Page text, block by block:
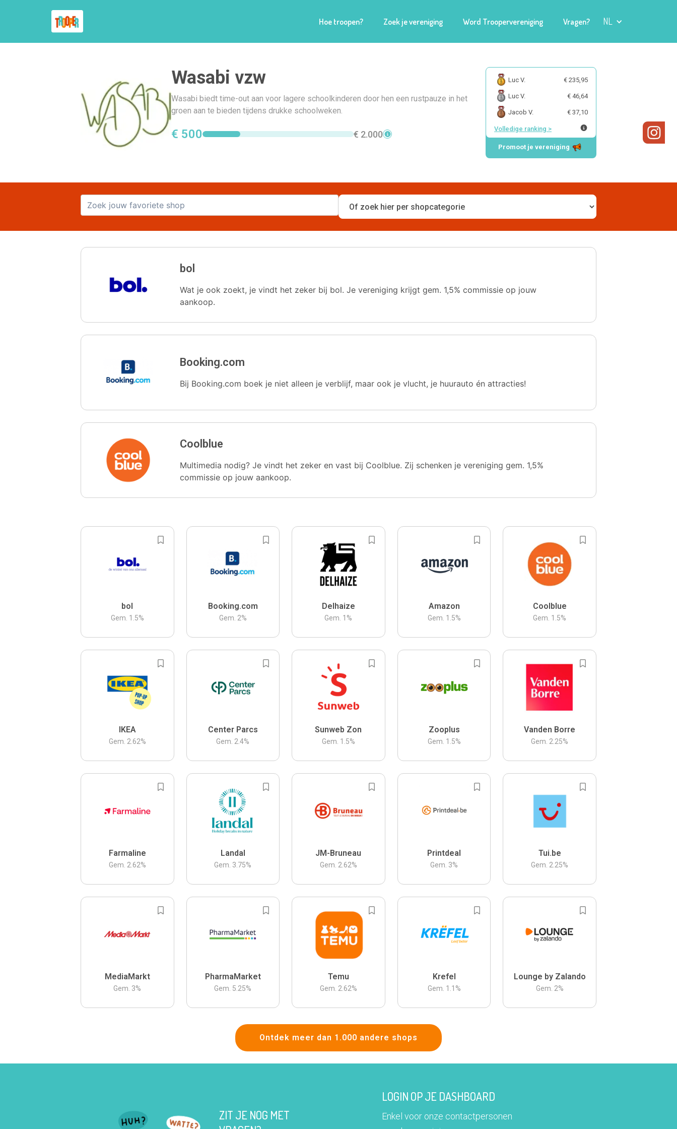
Hoe troopen? Zoek je vereniging Word Troopervereniging Vragen? NL
Wasabi vzw
Wasabi biedt time-out aan voor lagere schoolkinderen door hen een rustpauze in het
groen aan te bieden tijdens drukke schoolweken.
€ 500 € 2.000
Luc V. € 235,95
Luc V. € 46,64
Jacob V. € 37,10
Volledige ranking >
Promoot je vereniging
bol
Wat je ook zoekt, je vindt het zeker bij bol. Je vereniging krijgt gem. 1,5% commissie op jouw
aankoop.
Booking.com
Bij Booking.com boek je niet alleen je verblijf, maar ook je vlucht, je huurauto én attracties!
Coolblue
Multimedia nodig? Je vindt het zeker en vast bij Coolblue. Zij schenken je vereniging gem. 1,5%
commissie op jouw aankoop.
bol
Gem. 1.5%
Booking.com
Gem. 2%
Delhaize
Gem. 1 %
Amazon
Gem. 1.5%
Coolblue
Gem. 1.5%
IKEA
Gem. 2.62%
Center Parcs
Gem. 2.4%
Sunweb Zon
Gem. 1.5%
Zooplus
Gem. 1.5%
Vanden Borre
Gem. 2.25%
Farmaline
Gem. 2.62%
Landal
Gem. 3.75%
JM-Bruneau
Gem. 2.62%
Printdeal
Gem. 3%
Tui.be
Gem. 2.25%
MediaMarkt
Gem. 3%
PharmaMarket
Gem. 5.25%
Temu
Gem. 2.62%
Krefel
Gem. 1.1 %
Lounge by Zalando
Gem. 2%
Ontdek meer dan 1.000 andere shops
ZIT JE NOG MET
LOGIN OP JE DASHBOARD
Enkel voor onze contactpersonen